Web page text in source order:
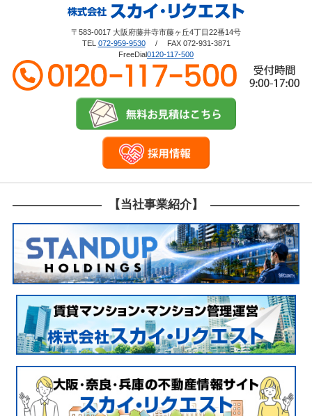
〒583-0017 大阪府藤井寺市藤ヶ丘4丁目22番14号
TEL 072-959-9530/ FAX 072-931-3871
FreeDial0120-117-500
【当社事業紹介】